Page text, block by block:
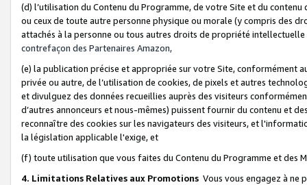
(d) l’utilisation du Contenu du Programme, de votre Site et du
ou ceux de toute autre personne physique ou morale (y compris des
attachés à la personne ou tous autres droits de propriété
contrefaçon des Partenaires Amazon,
(e) la publication précise et appropriée sur votre Site, conformément
privée ou autre, de l’utilisation de cookies, de pixels et autres
et divulguez des données recueillies auprès des visiteurs
d’autres annonceurs et nous-mêmes) puissent fournir du contenu et
reconnaître des cookies sur les navigateurs des visiteurs, et
la législation applicable l'exige, et
(f) toute utilisation que vous faites du Contenu du Programme et des
4. Limitations Relatives aux Promotions Vous vous engagez à ne